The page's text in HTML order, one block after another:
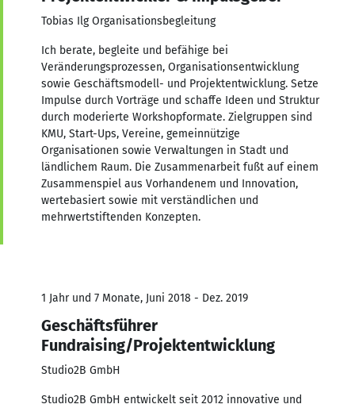
Tobias Ilg Organisationsbegleitung
Ich berate, begleite und befähige bei
Veränderungsprozessen, Organisationsentwicklung
sowie Geschäftsmodell- und Projektentwicklung. Setze
Impulse durch Vorträge und schaffe Ideen und Struktur
durch moderierte Workshopformate. Zielgruppen sind
KMU, Start-Ups, Vereine, gemeinnützige
Organisationen sowie Verwaltungen in Stadt und
ländlichem Raum. Die Zusammenarbeit fußt auf einem
Zusammenspiel aus Vorhandenem und Innovation,
wertebasiert sowie mit verständlichen und
mehrwertstiftenden Konzepten.
1 Jahr und 7 Monate, Juni 2018 - Dez. 2019
Geschäftsführer
Fundraising/Projektentwicklung
Studio2B GmbH
Studio2B GmbH entwickelt seit 2012 innovative und